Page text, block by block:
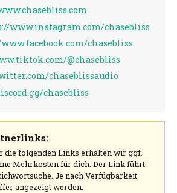
www.instagram.com/chasebliss
chasebliss
@chasebliss
chaseblissaudio
chasebliss
die folgenden Links erhalten wir ggf.
Mehrkosten für dich. Der Link führt
Je nach Verfügbarkeit
angezeigt werden.